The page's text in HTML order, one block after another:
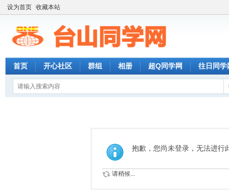
设为首页 收藏本站
首页 开心社区 群组 相册 超Q同学网 往日同学
抱歉，您尚未登录，无法进行
请稍候...